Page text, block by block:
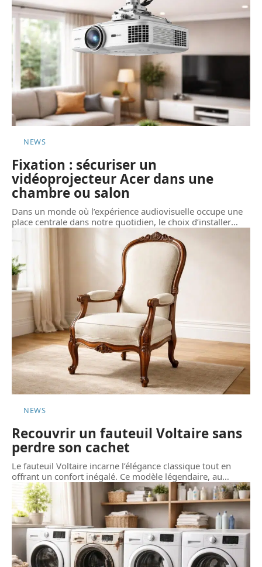
NEWS
Fixation : sécuriser un
vidéoprojecteur Acer dans une
chambre ou salon
Dans un monde où l’expérience audiovisuelle occupe une
place centrale dans notre quotidien, le choix d’installer…
NEWS
Recouvrir un fauteuil Voltaire sans
perdre son cachet
Le fauteuil Voltaire incarne l’élégance classique tout en
offrant un confort inégalé. Ce modèle légendaire, au…